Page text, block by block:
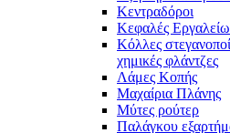
Κεντραδόροι
Κεφαλές
Κόλλες
χημικές φλάντζες
Λάμες Κοπής
Μαχαίρια Πλάνης
Μύτες ρούτερ
Παλάγκου